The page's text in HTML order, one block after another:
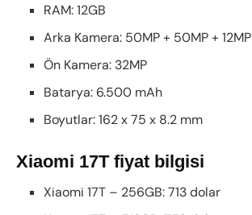
RAM: 12GB
Arka Kamera: 50MP + 50MP + 12MP
Ön Kamera: 32MP
Batarya: 6.500 mAh
Boyutlar: 162 x 75 x 8.2 mm
Xiaomi 17T fiyat bilgisi
Xiaomi 17T – 256GB: 713 dolar